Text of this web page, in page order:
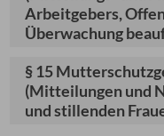
Arbeitgebers,
Überwachung
§ 15
(Mitteilungen und
und stillenden